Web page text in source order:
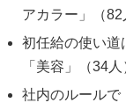
アカラー」（
初任給の使い道
「美容」（34
社内のルールで